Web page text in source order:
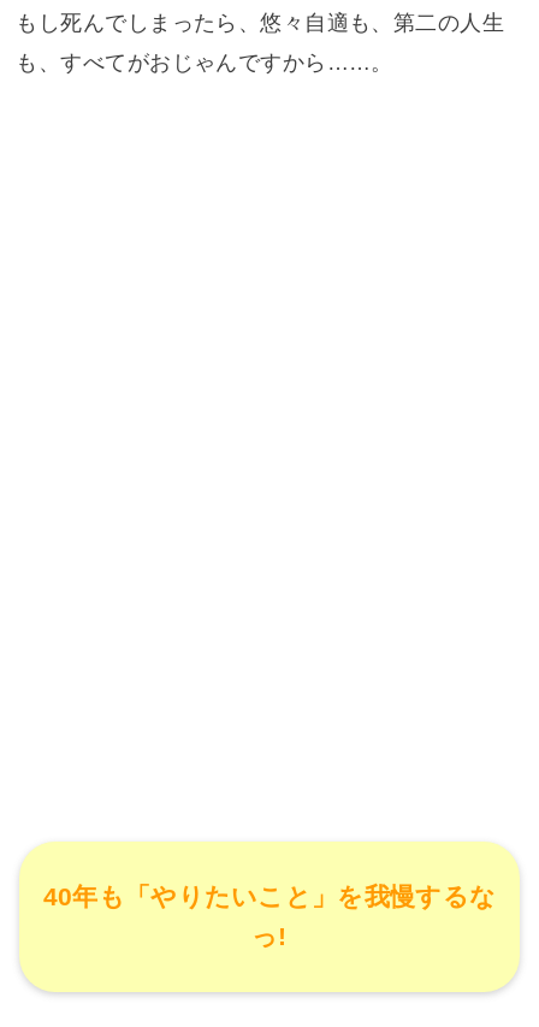
もし死んでしまったら、悠々自適も、第二の人生
も、すべてがおじゃんですから……。
40年も「やりたいこと」を我慢するな
っ!